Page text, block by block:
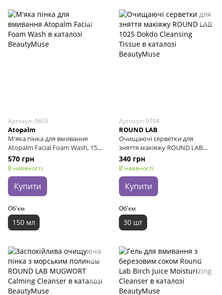
Артикул: 0605
Atopalm
М'яка пінка для вмивання
Atopalm Facial Foam Wash, 150
мл
570 грн
В наявності
Купити
Об'єм
150 мл
Артикул: 0704
ROUND LAB
Очищаючі серветки для
зняття макіяжу ROUND LAB
1025 Dokdo Cleansing Tissue, 30
шт
340 грн
В наявності
Купити
Об'єм
30 шт